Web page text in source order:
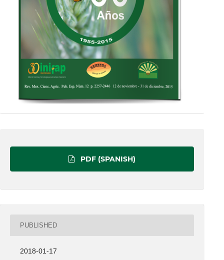
PDF (SPANISH)
PUBLISHED
2018-01-17